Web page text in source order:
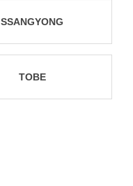
SSANGYONG
TOBE